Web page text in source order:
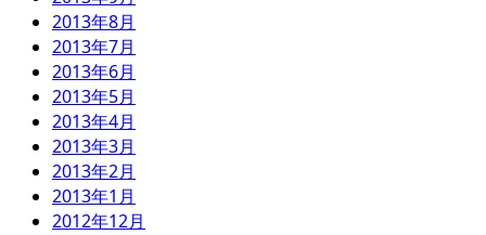
2013年8月
2013年7月
2013年6月
2013年5月
2013年4月
2013年3月
2013年2月
2013年1月
2012年12月